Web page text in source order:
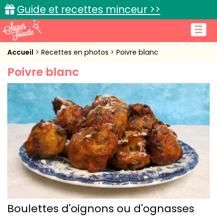
☰
Guide et recettes minceur >>
Accueil
Recettes de cuisine
Cuisine pratique
L'actu cuisine
Connexion
Accueil Recettes en photos Poivre blanc
Poivre blanc
Boulettes d'oignons ou d'ognasses